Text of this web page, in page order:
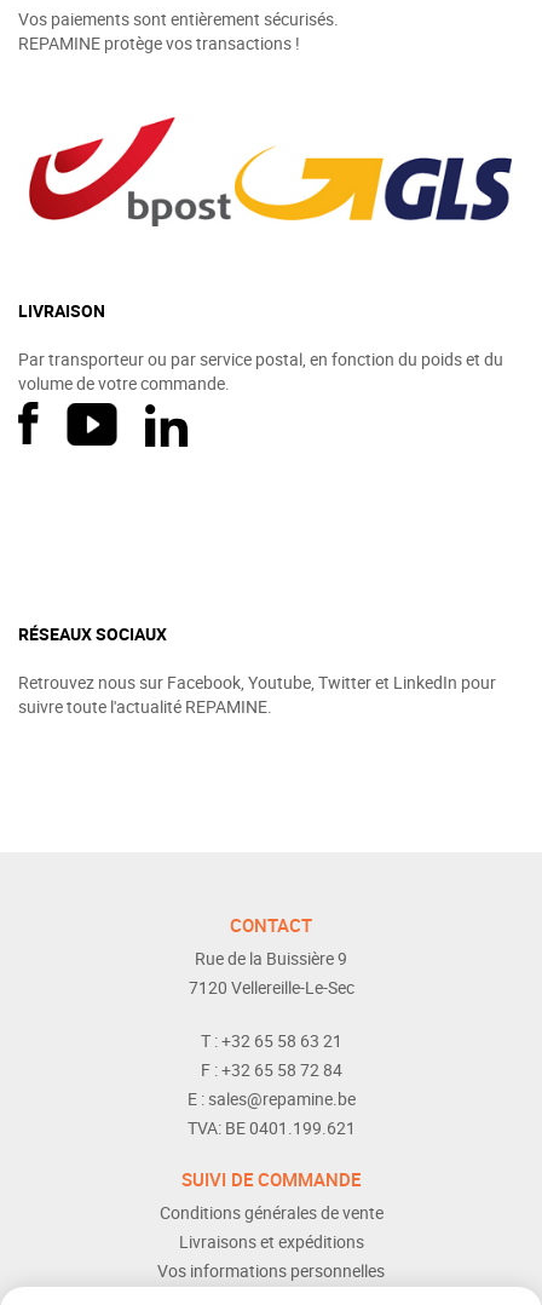
Vos paiements sont entièrement sécurisés.
REPAMINE protège vos transactions !
LIVRAISON
Par transporteur ou par service postal, en fonction du poids et du
volume de votre commande.
RÉSEAUX SOCIAUX
Retrouvez nous sur Facebook, Youtube, Twitter et LinkedIn pour
suivre toute l'actualité REPAMINE.
CONTACT
Rue de la Buissière 9
7120 Vellereille-Le-Sec
T :+32 65 58 63 21
F :+32 65 58 72 84
E :sales@repamine.be
TVA: BE 0401.199.621
SUIVI DE COMMANDE
Conditions générales de vente
Livraisons et expéditions
Vos informations personnelles